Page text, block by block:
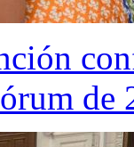
de